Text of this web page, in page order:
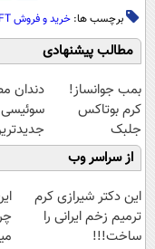
برچسب ها: خرید و فروش NFT
مطالب پیشنهادی
بمب جوانساز!
کرم بوتاکس
جلبک
اسپیرولینا50%تخفیف
دندان
فناوری
سبک و
از سراسر وب
این دکتر شیرازی کرم
ترمیم زخم ایرانی را
ساخت!!!